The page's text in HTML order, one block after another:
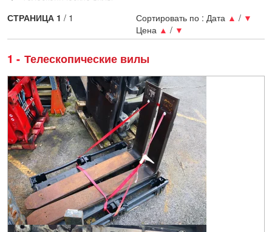
1 Телескопические вилы
Сортировать по : Дата ▲ / ▼
Цена ▲ / ▼
СТРАНИЦА 1 / 1